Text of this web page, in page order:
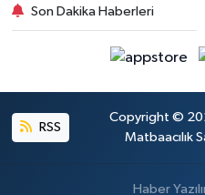
Son Dakika Haberleri
RSS
Copyright ©
Matbaacılık
Haber